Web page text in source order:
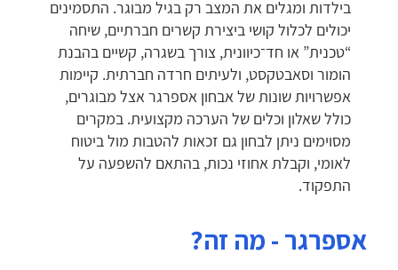
בילדות ומגלים את המצב רק בגיל מבוגר. התסמינים
יכולים לכלול קושי ביצירת קשרים חברתיים, שיחה
“טכנית” או חד־כיוונית, צורך בשגרה, קשיים בהבנת
הומור וסאבטקסט, ולעיתים חרדה חברתית. קיימות
אפשרויות שונות של אבחון אספרגר אצל מבוגרים,
כולל שאלון וכלים של הערכה מקצועית. במקרים
מסוימים ניתן לבחון גם זכאות להטבות מול ביטוח
לאומי, וקבלת אחוזי נכות, בהתאם להשפעה על
התפקוד.
אספרגר - מה זה?